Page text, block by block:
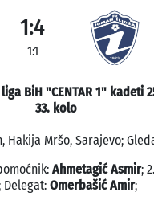
1:4
1:1
BiH "CENTAR 1" kadeti
33. kolo
Hakija Mršo, Sarajevo;
Ahmetagić Asmir;
Delegat: Omerbašić Amir;